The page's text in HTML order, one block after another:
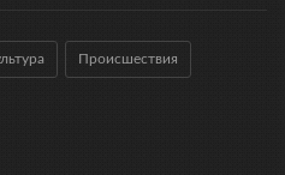
Происшествия